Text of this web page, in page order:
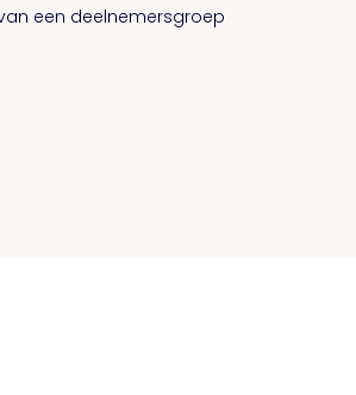
een deelnemersgroep